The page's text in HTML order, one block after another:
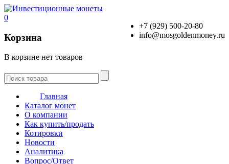
+7 (929) 500-20-80
info@mosgoldenmoney.ru
0
Корзина
В корзине нет товаров
Главная
Каталог монет
О компании
Как купить/продать
Котировки
Новости
Аналитика
Вопрос/Ответ